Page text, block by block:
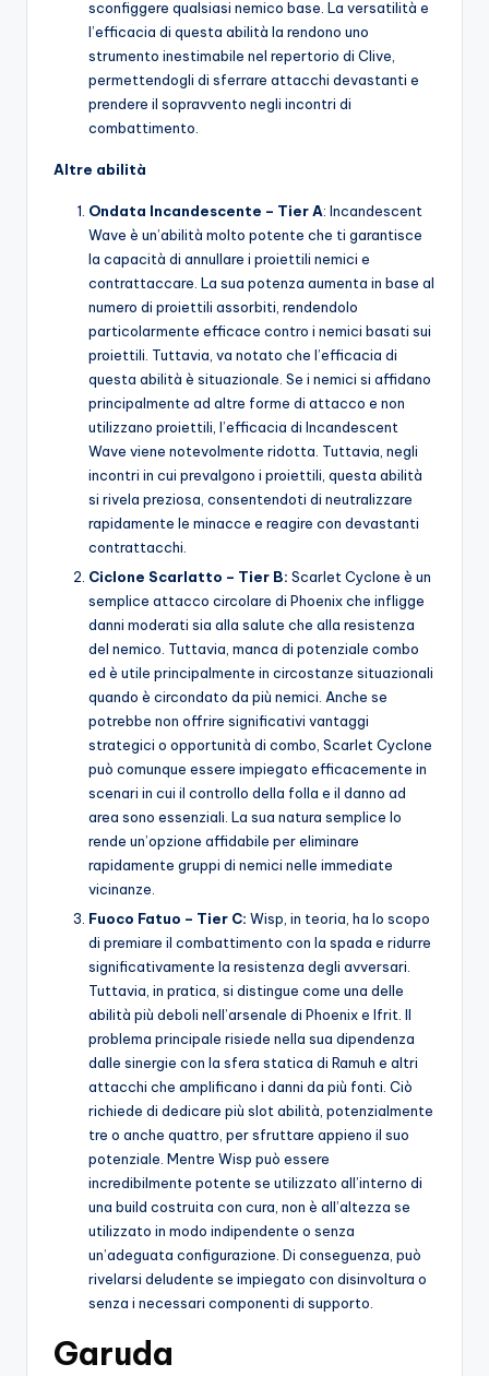
sconfiggere qualsiasi nemico base. La versatilità e
l’efficacia di questa abilità la rendono uno
strumento inestimabile nel repertorio di Clive,
permettendogli di sferrare attacchi devastanti e
prendere il sopravvento negli incontri di
combattimento.
Altre abilità
Ondata Incandescente – Tier A: Incandescent
Wave è un’abilità molto potente che ti garantisce
la capacità di annullare i proiettili nemici e
contrattaccare. La sua potenza aumenta in base al
numero di proiettili assorbiti, rendendolo
particolarmente efficace contro i nemici basati sui
proiettili. Tuttavia, va notato che l’efficacia di
questa abilità è situazionale. Se i nemici si affidano
principalmente ad altre forme di attacco e non
utilizzano proiettili, l’efficacia di Incandescent
Wave viene notevolmente ridotta. Tuttavia, negli
incontri in cui prevalgono i proiettili, questa abilità
si rivela preziosa, consentendoti di neutralizzare
rapidamente le minacce e reagire con devastanti
contrattacchi.
Ciclone Scarlatto – Tier B: Scarlet Cyclone è un
semplice attacco circolare di Phoenix che infligge
danni moderati sia alla salute che alla resistenza
del nemico. Tuttavia, manca di potenziale combo
ed è utile principalmente in circostanze situazionali
quando è circondato da più nemici. Anche se
potrebbe non offrire significativi vantaggi
strategici o opportunità di combo, Scarlet Cyclone
può comunque essere impiegato efficacemente in
scenari in cui il controllo della folla e il danno ad
area sono essenziali. La sua natura semplice lo
rende un’opzione affidabile per eliminare
rapidamente gruppi di nemici nelle immediate
vicinanze.
Fuoco Fatuo – Tier C: Wisp, in teoria, ha lo scopo
di premiare il combattimento con la spada e ridurre
significativamente la resistenza degli avversari.
Tuttavia, in pratica, si distingue come una delle
abilità più deboli nell’arsenale di Phoenix e Ifrit. Il
problema principale risiede nella sua dipendenza
dalle sinergie con la sfera statica di Ramuh e altri
attacchi che amplificano i danni da più fonti. Ciò
richiede di dedicare più slot abilità, potenzialmente
tre o anche quattro, per sfruttare appieno il suo
potenziale. Mentre Wisp può essere
incredibilmente potente se utilizzato all’interno di
una build costruita con cura, non è all’altezza se
utilizzato in modo indipendente o senza
un’adeguata configurazione. Di conseguenza, può
rivelarsi deludente se impiegato con disinvoltura o
senza i necessari componenti di supporto.
Garuda